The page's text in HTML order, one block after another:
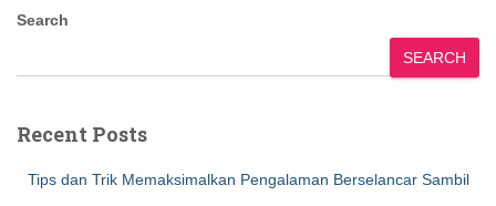
Search
SEARCH
Recent Posts
Tips dan Trik Memaksimalkan Pengalaman Berselancar Sambil